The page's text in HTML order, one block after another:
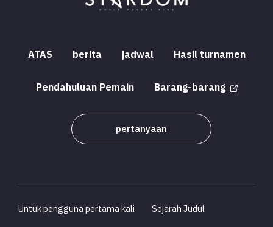
ATAS berita jadwal Hasil turnamen
Pendahuluan Pemain Barang-barang
pertanyaan
Untuk pengguna pertama kali Sejarah Judul